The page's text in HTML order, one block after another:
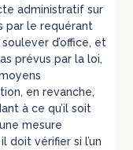
administratif sur
par le requérant
d’office, et
prévus par la loi,
en revanche,
à ce qu’il soit
mesure
doit vérifier si l’un